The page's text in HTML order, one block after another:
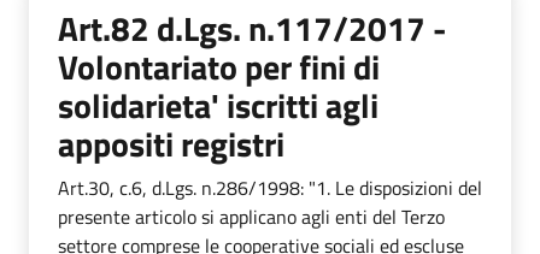
Art.82 d.Lgs. n.117/2017 -
Volontariato per fini di
solidarieta' iscritti agli
appositi registri
Art.30, c.6, d.Lgs. n.286/1998: "1. Le disposizioni del
presente articolo si applicano agli enti del Terzo
settore comprese le cooperative sociali ed escluse